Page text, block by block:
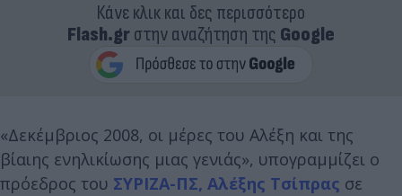
Κάνε κλικ και δες περισσότερο
Flash.grστην αναζήτηση της Google
«Δεκέμβριος 2008, οι μέρες του Αλέξη και της
βίαιης ενηλικίωσης μιας γενιάς», υπογραμμίζει ο
πρόεδρος του ΣΥΡΙΖΑ-ΠΣ, Αλέξης Τσίπρας σε